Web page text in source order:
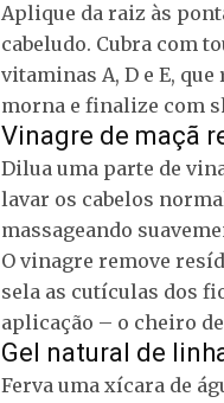
Aplique da raiz às
cabeludo. Cubra com
vitaminas A, D e E,
morna e finalize com
Vinagre de maçã
Dilua uma parte de
lavar os cabelos
massageando
O vinagre remove
sela as cutículas dos
aplicação – o cheiro
Gel natural de
Ferva uma xícara de